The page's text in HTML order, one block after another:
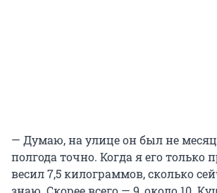
— Думаю, на улице он был не
полгода точно. Когда я его только
весил 7,5 килограммов, сколько